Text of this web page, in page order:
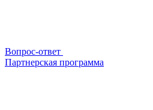
Вопрос-ответ
Партнерская программа